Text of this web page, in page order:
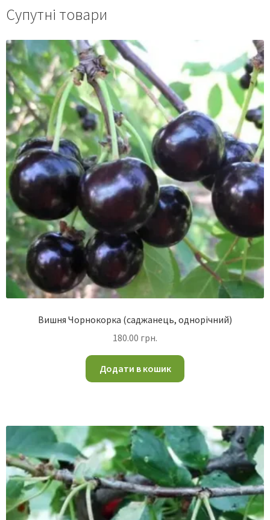
Супутні товари
Вишня Чорнокорка (саджанець, однорічний)
180.00 грн.
Додати в кошик